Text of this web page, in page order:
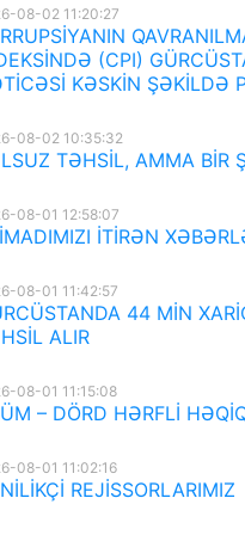
08-02 11:20:27
(CPI)
KƏSKİN ŞƏKİLDƏ
08-02 10:35:32
TƏHSİL, AMMA BİR
08-01 12:58:07
İTİRƏN
08-01 11:42:57
44 MİN
ALIR
08-01 11:15:08
– DÖRD HƏRFLİ
08-01 11:02:16
REJİSSORLARIMIZ